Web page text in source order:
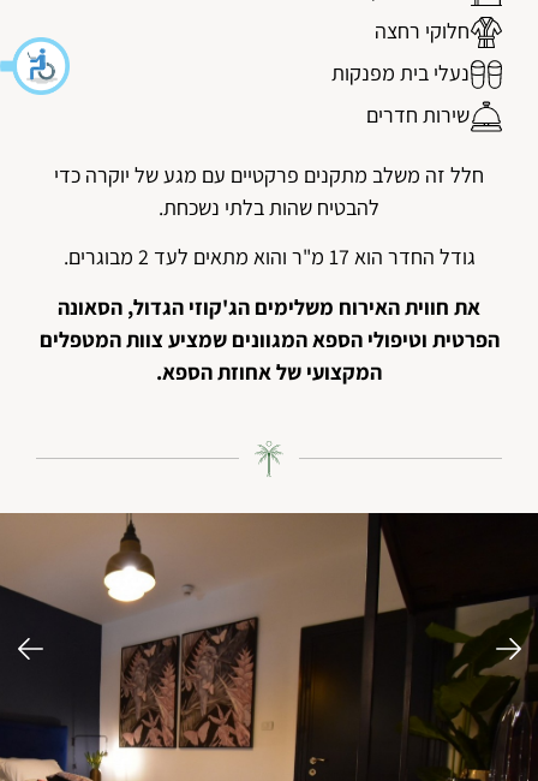
חלוקי רחצה
נעלי בית מפנקות
שירות חדרים
חלל זה משלב מתקנים פרקטיים עם מגע של יוקרה כדי
להבטיח שהות בלתי נשכחת.
גודל החדר הוא 17 מ"ר והוא מתאים לעד 2 מבוגרים.
את חווית האירוח משלימים הג'קוזי הגדול, הסאונה
הפרטית וטיפולי הספא המגוונים שמציע צוות המטפלים
המקצועי של אחוזת הספא.